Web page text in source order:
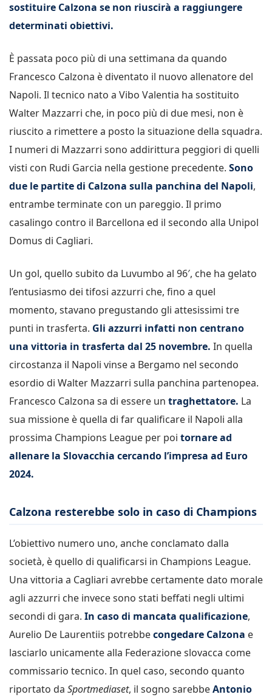
sostituire Calzona se non riuscirà a raggiungere
determinati obiettivi.
È passata poco più di una settimana da quando
Francesco Calzona è diventato il nuovo allenatore del
Napoli. Il tecnico nato a Vibo Valentia ha sostituito
Walter Mazzarri che, in poco più di due mesi, non è
riuscito a rimettere a posto la situazione della squadra.
I numeri di Mazzarri sono addirittura peggiori di quelli
visti con Rudi Garcia nella gestione precedente. Sono
due le partite di Calzona sulla panchina del Napoli,
entrambe terminate con un pareggio. Il primo
casalingo contro il Barcellona ed il secondo alla Unipol
Domus di Cagliari.
Un gol, quello subito da Luvumbo al 96′, che ha gelato
l’entusiasmo dei tifosi azzurri che, fino a quel
momento, stavano pregustando gli attesissimi tre
punti in trasferta. Gli azzurri infatti non centrano
una vittoria in trasferta dal 25 novembre. In quella
circostanza il Napoli vinse a Bergamo nel secondo
esordio di Walter Mazzarri sulla panchina partenopea.
Francesco Calzona sa di essere un traghettatore. La
sua missione è quella di far qualificare il Napoli alla
prossima Champions League per poi tornare ad
allenare la Slovacchia cercando l’impresa ad Euro
2024.
Calzona resterebbe solo in caso di Champions
L’obiettivo numero uno, anche conclamato dalla
società, è quello di qualificarsi in Champions League.
Una vittoria a Cagliari avrebbe certamente dato morale
agli azzurri che invece sono stati beffati negli ultimi
secondi di gara. In caso di mancata qualificazione,
Aurelio De Laurentiis potrebbecongedare Calzona e
lasciarlo unicamente alla Federazione slovacca come
commissario tecnico. In quel caso, secondo quanto
riportato da Sportmediaset, il sogno sarebbeAntonio